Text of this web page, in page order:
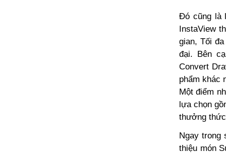
Đó cũng là
InstaView
gian, Tối
đại. Bên
Convert
phẩm khác
Một điểm
lựa chọn
thưởng
Ngay
thiệu món